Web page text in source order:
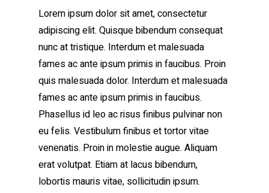
Lorem ipsum dolor sit amet, consectetur
adipiscing elit. Quisque bibendum consequat
nunc at tristique. Interdum et malesuada
fames ac ante ipsum primis in faucibus. Proin
quis malesuada dolor. Interdum et malesuada
fames ac ante ipsum primis in faucibus.
Phasellus id leo ac risus finibus pulvinar non
eu felis. Vestibulum finibus et tortor vitae
venenatis. Proin in molestie augue. Aliquam
erat volutpat. Etiam at lacus bibendum,
lobortis mauris vitae, sollicitudin ipsum.